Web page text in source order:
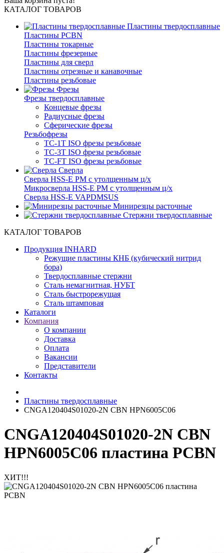
КАТАЛОГ ТОВАРОВ
Пластины твердосплавные
Пластины PCBN
Пластины токарные
Пластины фрезерные
Пластины для сверл
Пластины отрезные и канавочные
Пластины резьбовые
Фрезы
Фрезы твердосплавные
Концевые фрезы
Радиусные фрезы
Сферические фрезы
Резьбофрезы
TC-1T ISO фрезы резьбовые
TC-3T ISO фрезы резьбовые
TC-FT ISO фрезы резьбовые
Сверла
Cверла HSS-E PM c утолщенным ц/х
Микросверла HSS-E PM c утолщенным ц/х
Сверла HSS-E VAPDMSUS
Минирезцы расточные
Cтержни твердосплавные
КАТАЛОГ ТОВАРОВ
Продукция INHARD
Режущие пластины КНБ (кубический нитрид
бора)
Твердосплавные стержни
Сталь немагнитная, НУБТ
Сталь быстрорежущая
Сталь штамповая
Каталоги
Компания
О компании
Доставка
Оплата
Вакансии
Представители
Контакты
Пластины твердосплавные
CNGA120404S01020-2N CBN HPN6005C06
CNGA120404S01020-2N CBN
HPN6005C06 пластина PCBN
ХИТ!!!